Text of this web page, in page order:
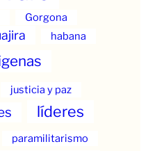
Gorgona
habana
justicia y paz
líderes
paramilitarismo